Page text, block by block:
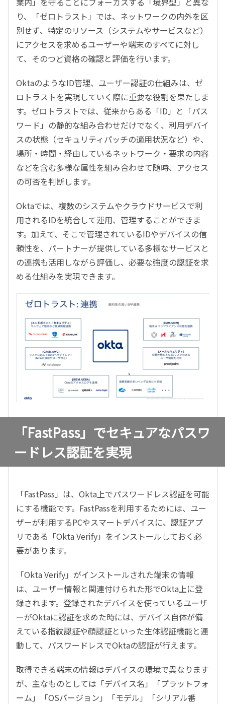
り、「ゼロトラスト」では、ネットワークの内外を区
別せず、特定のリソース（システムやサービスなど）
にアクセスを求めるユーザーや端末のすべてに対し
て、そのつど資格の確認と評価を行います。
OktaのようなID管理、ユーザー認証の仕組みは、ゼ
ロトラストを実現していく際に重要な役割を果たしま
す。ゼロトラストでは、従来からある「ID」と「パス
ワード」の静的な組み合わせだけでなく、利用デバイ
スの状態（セキュリティパッチの適用状況など）や、
場所・時間・経由しているネットワーク・要求の内容
などを含む多様な属性を組み合わせて随時、アクセス
の可否を判断します。
Oktaでは、複数のシステムやクラウドサービスで利
用されるIDを統合して運用、管理することができま
す。加えて、そこで管理されているIDやデバイスの信
頼性を、パートナーが提供している多様なサービスと
の連携も活用しながら評価し、必要な強度の認証を求
める仕組みを実現できます。
「FastPass」でセキュアなパスワ
ードレス認証を実現
「FastPass」は、Okta上でパスワードレス認証を可能
にする機能です。FastPassを利用するためには、ユー
ザーが利用するPCやスマートデバイスに、認証アプ
リである「Okta Verify」をインストールしておく必
要があります。
「Okta Verify」がインストールされた端末の情報
は、ユーザー情報と関連付けられた形でOkta上に登
録されます。登録されたデバイスを使っているユーザ
ーがOktaに認証を求めた時には、デバイス自体が備
えている指紋認証や顔認証といった生体認証機能と連
動して、パスワードレスでOktaの認証が行えます。
取得できる端末の情報はデバイスの環境で異なります
が、主なものとしては「デバイス名」「プラットフォ
ーム」「OSバージョン」「モデル」「シリアル番